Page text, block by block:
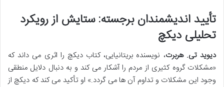
تأیید اندیشمندان برجسته: ستایش از رویکرد
تحلیلی دیکچ
دیوید تی. هربرت، نویسنده بریتانیایی، کتاب دیکچ را اثری می داند که
«مشکلات گروه کثیری از مردم را آشکار می کند و به دنبال دلایل منطقی
وجود این مشکلات و تداوم آن ها می گردد.» او تأکید می کند که دیکچ از